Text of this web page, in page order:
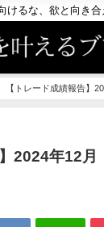
けるな、欲と向き合
【トレード成績報告】
2024年12月